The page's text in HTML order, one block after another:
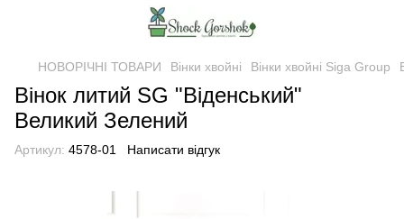
НОВОРІЧНІ ТОВАРИ Вінки хвойні Вінки хвойні Siga Group
Вінок литий SG "Віденський"
Великий Зелений
Артикул: 4578-01 Написати відгук